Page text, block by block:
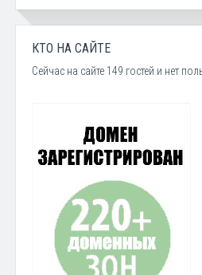
КТО НА САЙТЕ
Сейчас на сайте 149 гостей и нет